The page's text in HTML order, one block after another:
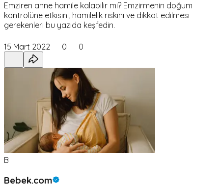
Emziren anne hamile kalabilir mi? Emzirmenin doğum
kontrolüne etkisini, hamilelik riskini ve dikkat edilmesi
gerekenleri bu yazıda keşfedin.
15 Mart 2022 0 0
B
Bebek.com